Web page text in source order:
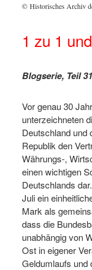
© Historisches Archiv
1 zu 1
Blogserie, Teil31
Vor genau 30
unterzeichneten
Deutschland und
Republik den
Währungs-,
einen wichtigen
Deutschlands
Juli ein
Mark als
dass die
unabhängig von
Ost in eigener
Geldumlaufs und